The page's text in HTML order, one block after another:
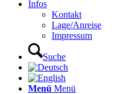
Infos
Kontakt
Lage/Anreise
Impressum
Suche
Menü Menü